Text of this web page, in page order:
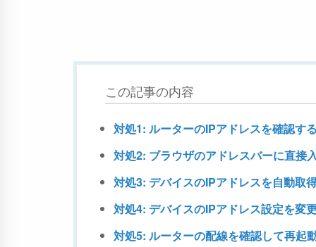
この記事の内容
対処1: ルーターのIPアドレスを確認す
対処2: ブラウザのアドレスバーに直接
対処3: デバイスのIPアドレスを自動取
対処4: デバイスのIPアドレス設定を変
対処5: ルーターの配線を確認して再起